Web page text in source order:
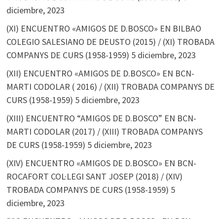
diciembre, 2023
(XI) ENCUENTRO «AMIGOS DE D.BOSCO» EN BILBAO
COLEGIO SALESIANO DE DEUSTO (2015) / (XI) TROBADA
COMPANYS DE CURS (1958-1959) 5 diciembre, 2023
(XII) ENCUENTRO «AMIGOS DE D.BOSCO» EN BCN-
MARTI CODOLAR ( 2016) / (XII) TROBADA COMPANYS DE
CURS (1958-1959) 5 diciembre, 2023
(XIII) ENCUENTRO “AMIGOS DE D.BOSCO” EN BCN-
MARTI CODOLAR (2017) / (XIII) TROBADA COMPANYS
DE CURS (1958-1959) 5 diciembre, 2023
(XIV) ENCUENTRO «AMIGOS DE D.BOSCO» EN BCN-
ROCAFORT COL·LEGI SANT JOSEP (2018) / (XIV)
TROBADA COMPANYS DE CURS (1958-1959) 5
diciembre, 2023